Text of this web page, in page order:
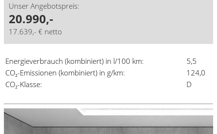
Unser Angebotspreis:
20.990,-
17.639,- € netto
Energieverbrauch (kombiniert) in l/100 km:
5,5
CO₂-Emissionen (kombiniert) in g/km:
124,0
CO₂-Klasse:
D